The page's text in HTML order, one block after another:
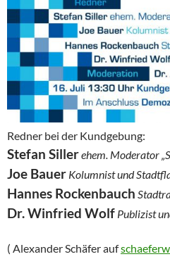
Redner bei der Kundgebung:
Stefan Sillerehem. Moderator
Joe Bauer Kolumnist und
Hannes Rockenbauch
Dr. Winfried Wolf Publizist
( Alexander Schäfer auf